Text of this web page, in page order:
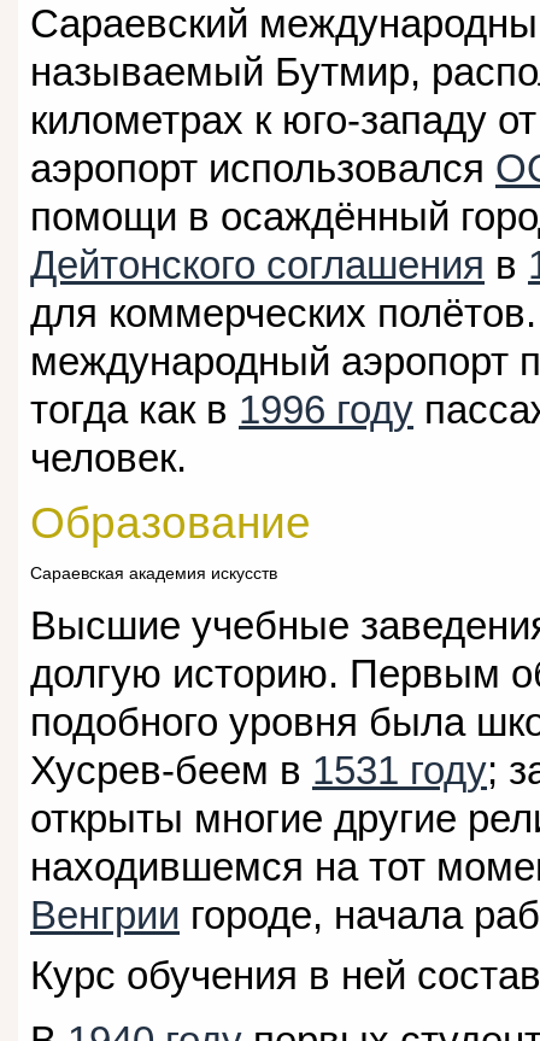
Сараевский
называемый Бутмир,
километрах к юго-западу
аэропорт использовался
помощи в осаждённый
Дейтонского соглашения в
для коммерческих
международный аэропорт
тогда как в 1996 году
человек.
Образование
Сараевская академия искусств
Высшие учебные
долгую историю. Первым
подобного уровня была
Хусрев-беем в 1531 году;
открыты многие другие
находившемся на тот
Венгрии городе, начала
Курс обучения в ней